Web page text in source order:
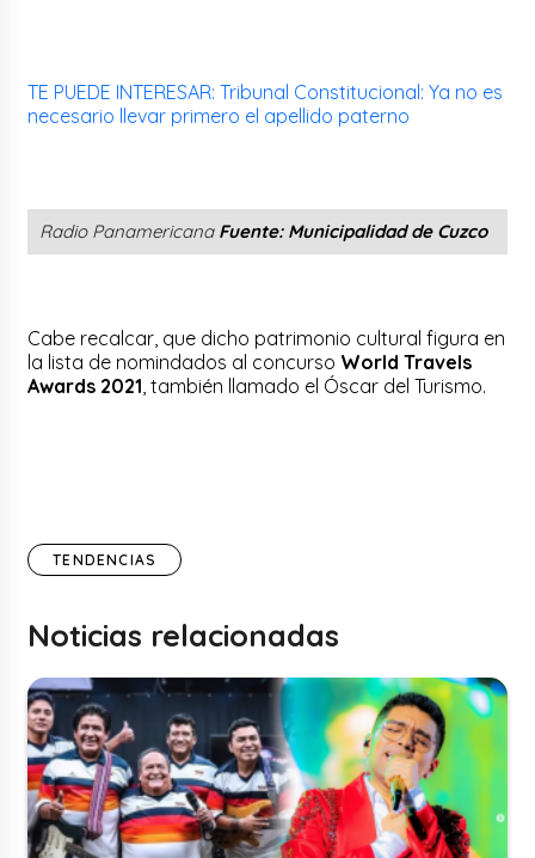
TE PUEDE INTERESAR: Tribunal Constitucional: Ya no es
necesario llevar primero el apellido paterno
Radio Panamericana Fuente: Municipalidad de Cuzco
Cabe recalcar, que dicho patrimonio cultural figura en
la lista de nomindados al concurso World Travels
Awards 2021 , también llamado el Óscar del Turismo.
TENDENCIAS
Noticias relacionadas